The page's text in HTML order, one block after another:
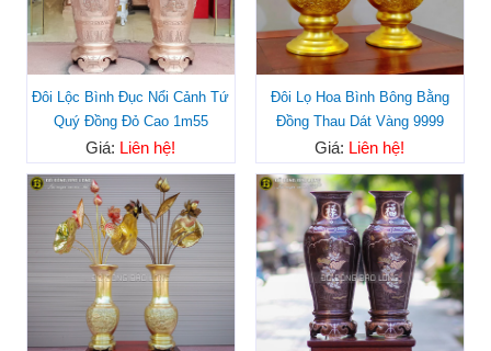
Đôi Lộc Bình Đục Nổi Cảnh Tứ
Quý Đồng Đỏ Cao 1m55
Giá: Liên hệ!
Đôi Lọ Hoa Bình Bông Bằng
Đồng Thau Dát Vàng 9999
Giá: Liên hệ!